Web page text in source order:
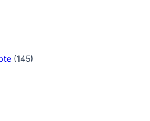
(145)